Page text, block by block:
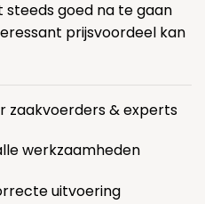
steeds goed na te gaan
prijsvoordeel kan
zaakvoerders & experts
werkzaamheden
uitvoering